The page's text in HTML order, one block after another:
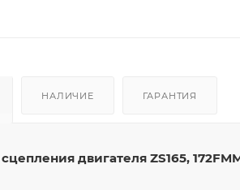
НАЛИЧИЕ ГАРАНТИЯ
двигателя ZS165,